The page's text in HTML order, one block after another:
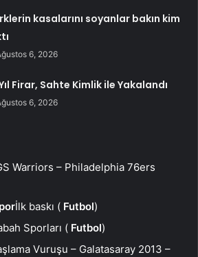
kasalarını soyanlar bakın kim
6, 2026
Firar, Sahte Kimlik ile Yakalandı
6, 2026
Warriors – Philadelphia 76ers
İlk baskı ( Futbol)
Sporları ( Futbol)
Vuruşu – Galatasaray 2013 –